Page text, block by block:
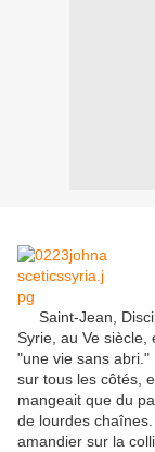
Saint-Jean
Syrie , au Ve siècle
"une vie sans abri "
sur ​​tous les côtés
mangeait que du
de lourdes chaînes.
amandier sur la